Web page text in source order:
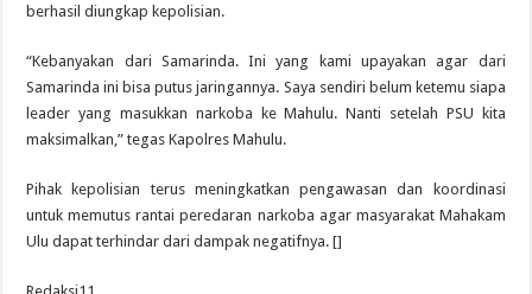
berhasil diungkap kepolisian.
“Kebanyakan dari Samarinda. Ini yang kami upayakan agar dari
Samarinda ini bisa putus jaringannya. Saya sendiri belum ketemu siapa
leader yang masukkan narkoba ke Mahulu. Nanti setelah PSU kita
maksimalkan,” tegas Kapolres Mahulu.
Pihak kepolisian terus meningkatkan pengawasan dan koordinasi
untuk memutus rantai peredaran narkoba agar masyarakat Mahakam
Ulu dapat terhindar dari dampak negatifnya. []